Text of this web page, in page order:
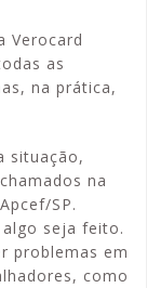
Verocard
as
na prática,
situação,
na
SP.
algo seja feito.
problemas em
como